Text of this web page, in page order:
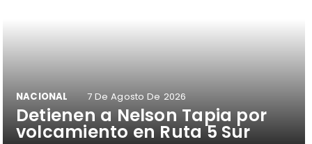
Detienen a Nelson Tapia por
volcamiento en Ruta 5 Sur
NACIONAL 7 De Agosto De 2026